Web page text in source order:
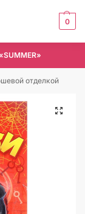
0
отделкой